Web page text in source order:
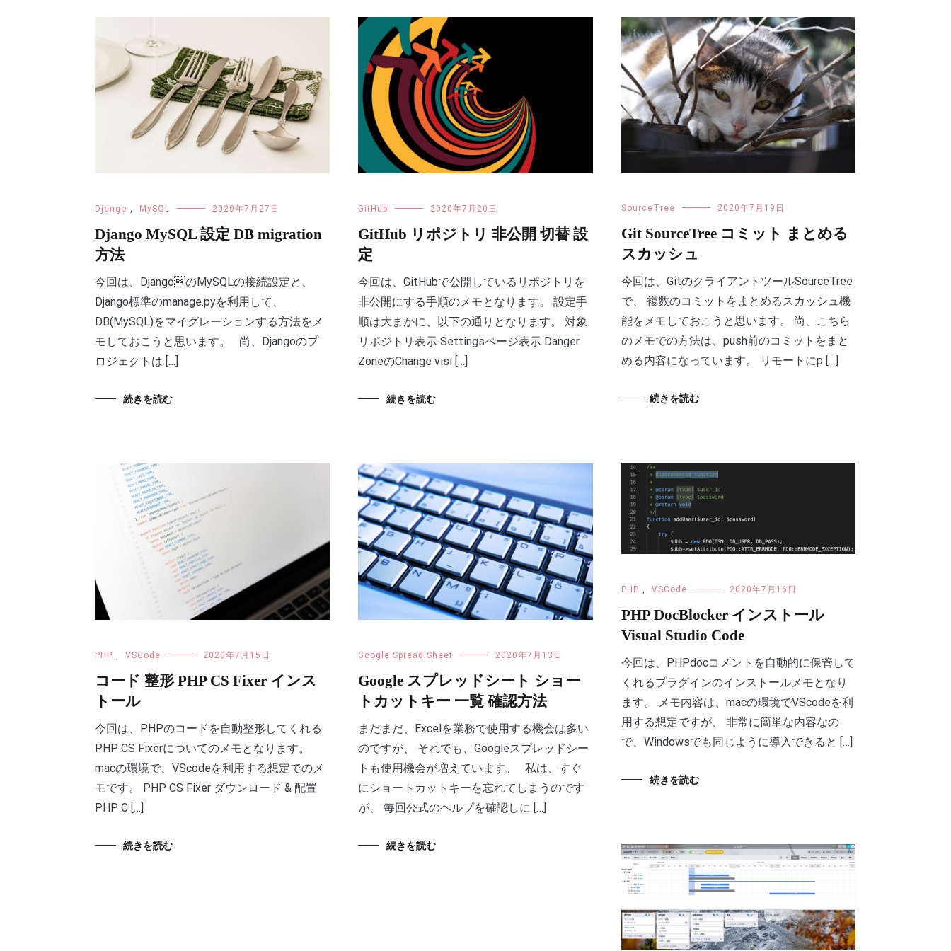
Django , MySQL 2020年7月27日
Django MySQL 設定 DB migration
方法
今回は、DjangoのMySQLの接続設定と、
Django標準のmanage.pyを利用して、
DB(MySQL)をマイグレーションする方法をメ
モしておこうと思います。 尚、Djangoのプ
ロジェクトは […]
続きを読む
GitHub 2020年7月20日
GitHub リポジトリ 非公開 切替 設
定
今回は、GitHubで公開しているリポジトリを
非公開にする手順のメモとなります。 設定手
順は大まかに、以下の通りとなります。 対象
リポジトリ表示 Settingsページ表示 Danger
ZoneのChange visi […]
続きを読む
SourceTree 2020年7月19日
Git SourceTree コミット まとめる
スカッシュ
今回は、GitのクライアントツールSourceTree
で、 複数のコミットをまとめるスカッシュ機
能をメモしておこうと思います。 尚、こちら
のメモでの方法は、push前のコミットをまと
める内容になっています。 リモートにp […]
続きを読む
PHP VSCode 2020年7月16日
PHP DocBlocker インストール
Visual Studio Code
今回は、PHPdocコメントを自動的に保管して
くれるプラグインのインストールメモとなり
ます。 メモ内容は、macの環境でVScodeを利
用する想定ですが、 非常に簡単な内容なの
で、Windowsでも同じように導入できると […]
続きを読む
PHP , VSCode 2020年7月15日
コード 整形 PHP CS Fixer インス
トール
今回は、PHPのコードを自動整形してくれる
PHP CS Fixerについてのメモとなります。
macの環境で、VScodeを利用する想定でのメ
モです。 PHP CS Fixer ダウンロード & 配置
PHP C […]
続きを読む
Google Spread Sheet 2020年7月13日
Google スプレッドシート ショー
トカットキー 一覧 確認方法
まだまだ、Excelを業務で使用する機会は多い
のですが、 それでも、Googleスプレッドシー
トも使用機会が増えています。 私は、すぐ
にショートカットキーを忘れてしまうのです
が、 毎回公式のヘルプを確認しに […]
続きを読む